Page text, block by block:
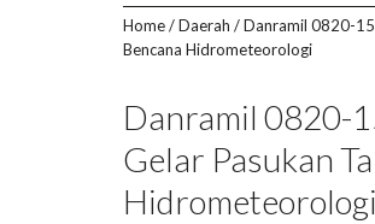
Home/Daerah /Danramil 0820-
Bencana Hidrometeorologi
Danramil 0820-
Gelar Pasukan
Hidrometeorologi